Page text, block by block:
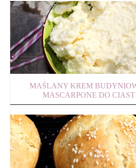
MAŚLANY KREM
MASCARPONE DO